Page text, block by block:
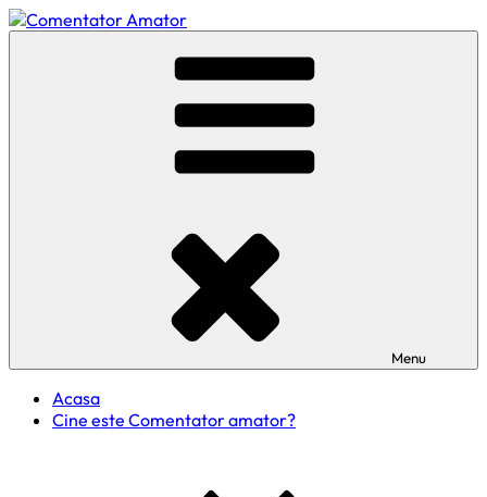
Skip
to
Menu
Acasa
Cine este Comentator amator?